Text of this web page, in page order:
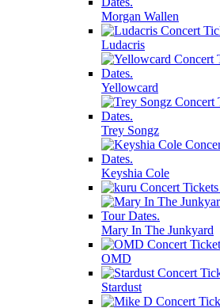
Morgan Wallen
Ludacris
Yellowcard
Trey Songz
Keyshia Cole
Mary In The Junkyard
OMD
Stardust